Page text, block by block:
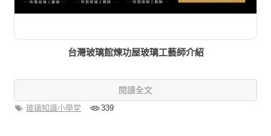
台灣玻璃館煉功屋玻璃工藝師介紹
閱讀全文
玻璃知識小學堂 339